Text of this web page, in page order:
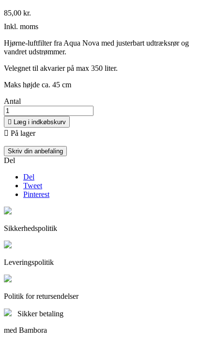
85,00 kr.
Inkl. moms
Hjørne-luftfilter fra Aqua Nova med justerbart udtræksrør og
vandret udstrømmer.
Velegnet til akvarier på max 350 liter.
Maks højde ca. 45 cm
Antal
 Læg i indkøbskurv
 På lager
Skriv din anbefaling
Del
Del
Tweet
Pinterest
Sikkerhedspolitik
Leveringspolitik
Politik for retursendelser
Sikker betaling
med Bambora